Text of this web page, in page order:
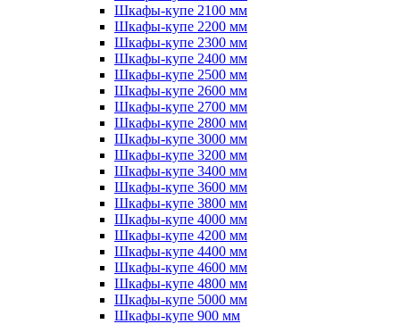
Шкафы-купе 2100 мм
Шкафы-купе 2200 мм
Шкафы-купе 2300 мм
Шкафы-купе 2400 мм
Шкафы-купе 2500 мм
Шкафы-купе 2600 мм
Шкафы-купе 2700 мм
Шкафы-купе 2800 мм
Шкафы-купе 3000 мм
Шкафы-купе 3200 мм
Шкафы-купе 3400 мм
Шкафы-купе 3600 мм
Шкафы-купе 3800 мм
Шкафы-купе 4000 мм
Шкафы-купе 4200 мм
Шкафы-купе 4400 мм
Шкафы-купе 4600 мм
Шкафы-купе 4800 мм
Шкафы-купе 5000 мм
Шкафы-купе 900 мм